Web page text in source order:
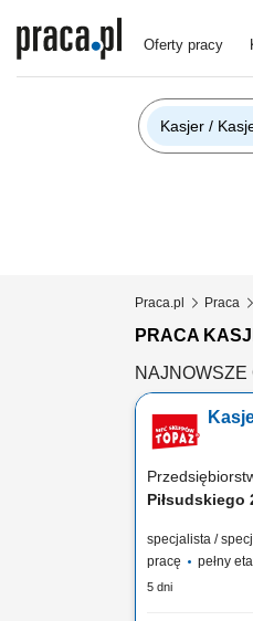
Oferty pracy
Kasjer /
Praca.pl Praca
PRACA
NAJNOWSZE
specjalista /
pracę
pełny
5 dni